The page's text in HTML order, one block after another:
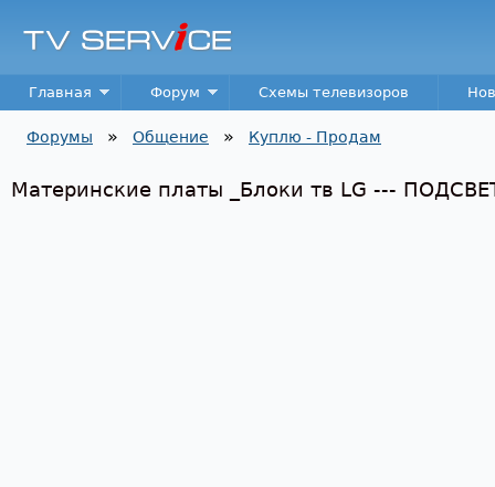
TV
Service
Main menu
Главная Форум Схемы телевизоров
Форумы » Общение » Куплю - Продам
Материнские платы _Блоки тв LG ---